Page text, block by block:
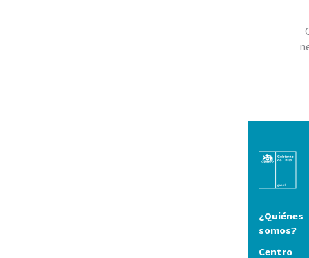
¿Quiénes
somos?
Centro